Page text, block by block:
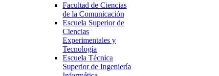
Facultad de Ciencias
de la Comunicación
Escuela Superior de
Ciencias
Experimentales y
Tecnología
Escuela Técnica
Superior de Ingeniería